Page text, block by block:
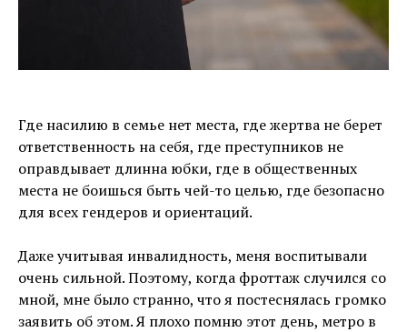
Где насилию в семье нет места, где жертва не берет
ответственность на себя, где преступников не
оправдывает длинна юбки, где в общественных
места не боишься быть чей-то целью, где безопасно
для всех гендеров и ориентаций.
Даже учитывая инвалидность, меня воспитывали
очень сильной. Поэтому, когда фроттаж случился со
мной, мне было странно, что я постеснялась громко
заявить об этом. Я плохо помню этот день, метро в